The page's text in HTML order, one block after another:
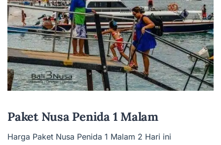
Paket Nusa Penida 1 Malam
Harga Paket Nusa Penida 1 Malam 2 Hari ini